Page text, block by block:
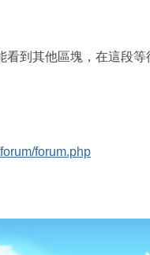
看到其他區塊，在這段
forum.php